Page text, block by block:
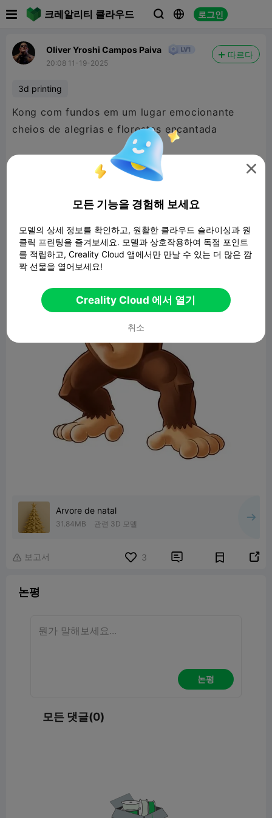
크레알리티 클라우드   로그인
Oliver Yroshi Campos Paiva
20:08 11-19-2025
따르다
3d printing
Kong com fundos em um lugar emocionante
cheios de alegrias e florestas encantada
Arvore de natal
31.84MB 관련 3D 모델
 보고서 3  
논평
논평
모든 댓글(0)

모든 기능을 경험해 보세요
모델의 상세 정보를 확인하고, 원활한 클라우드 슬라이싱과 원
클릭 프린팅을 즐겨보세요. 모델과 상호작용하여 독점 포인트
를 적립하고, Creality Cloud 앱에서만 만날 수 있는 더 많은 깜
짝 선물을 열어보세요!
Creality Cloud 에서 열기
취소